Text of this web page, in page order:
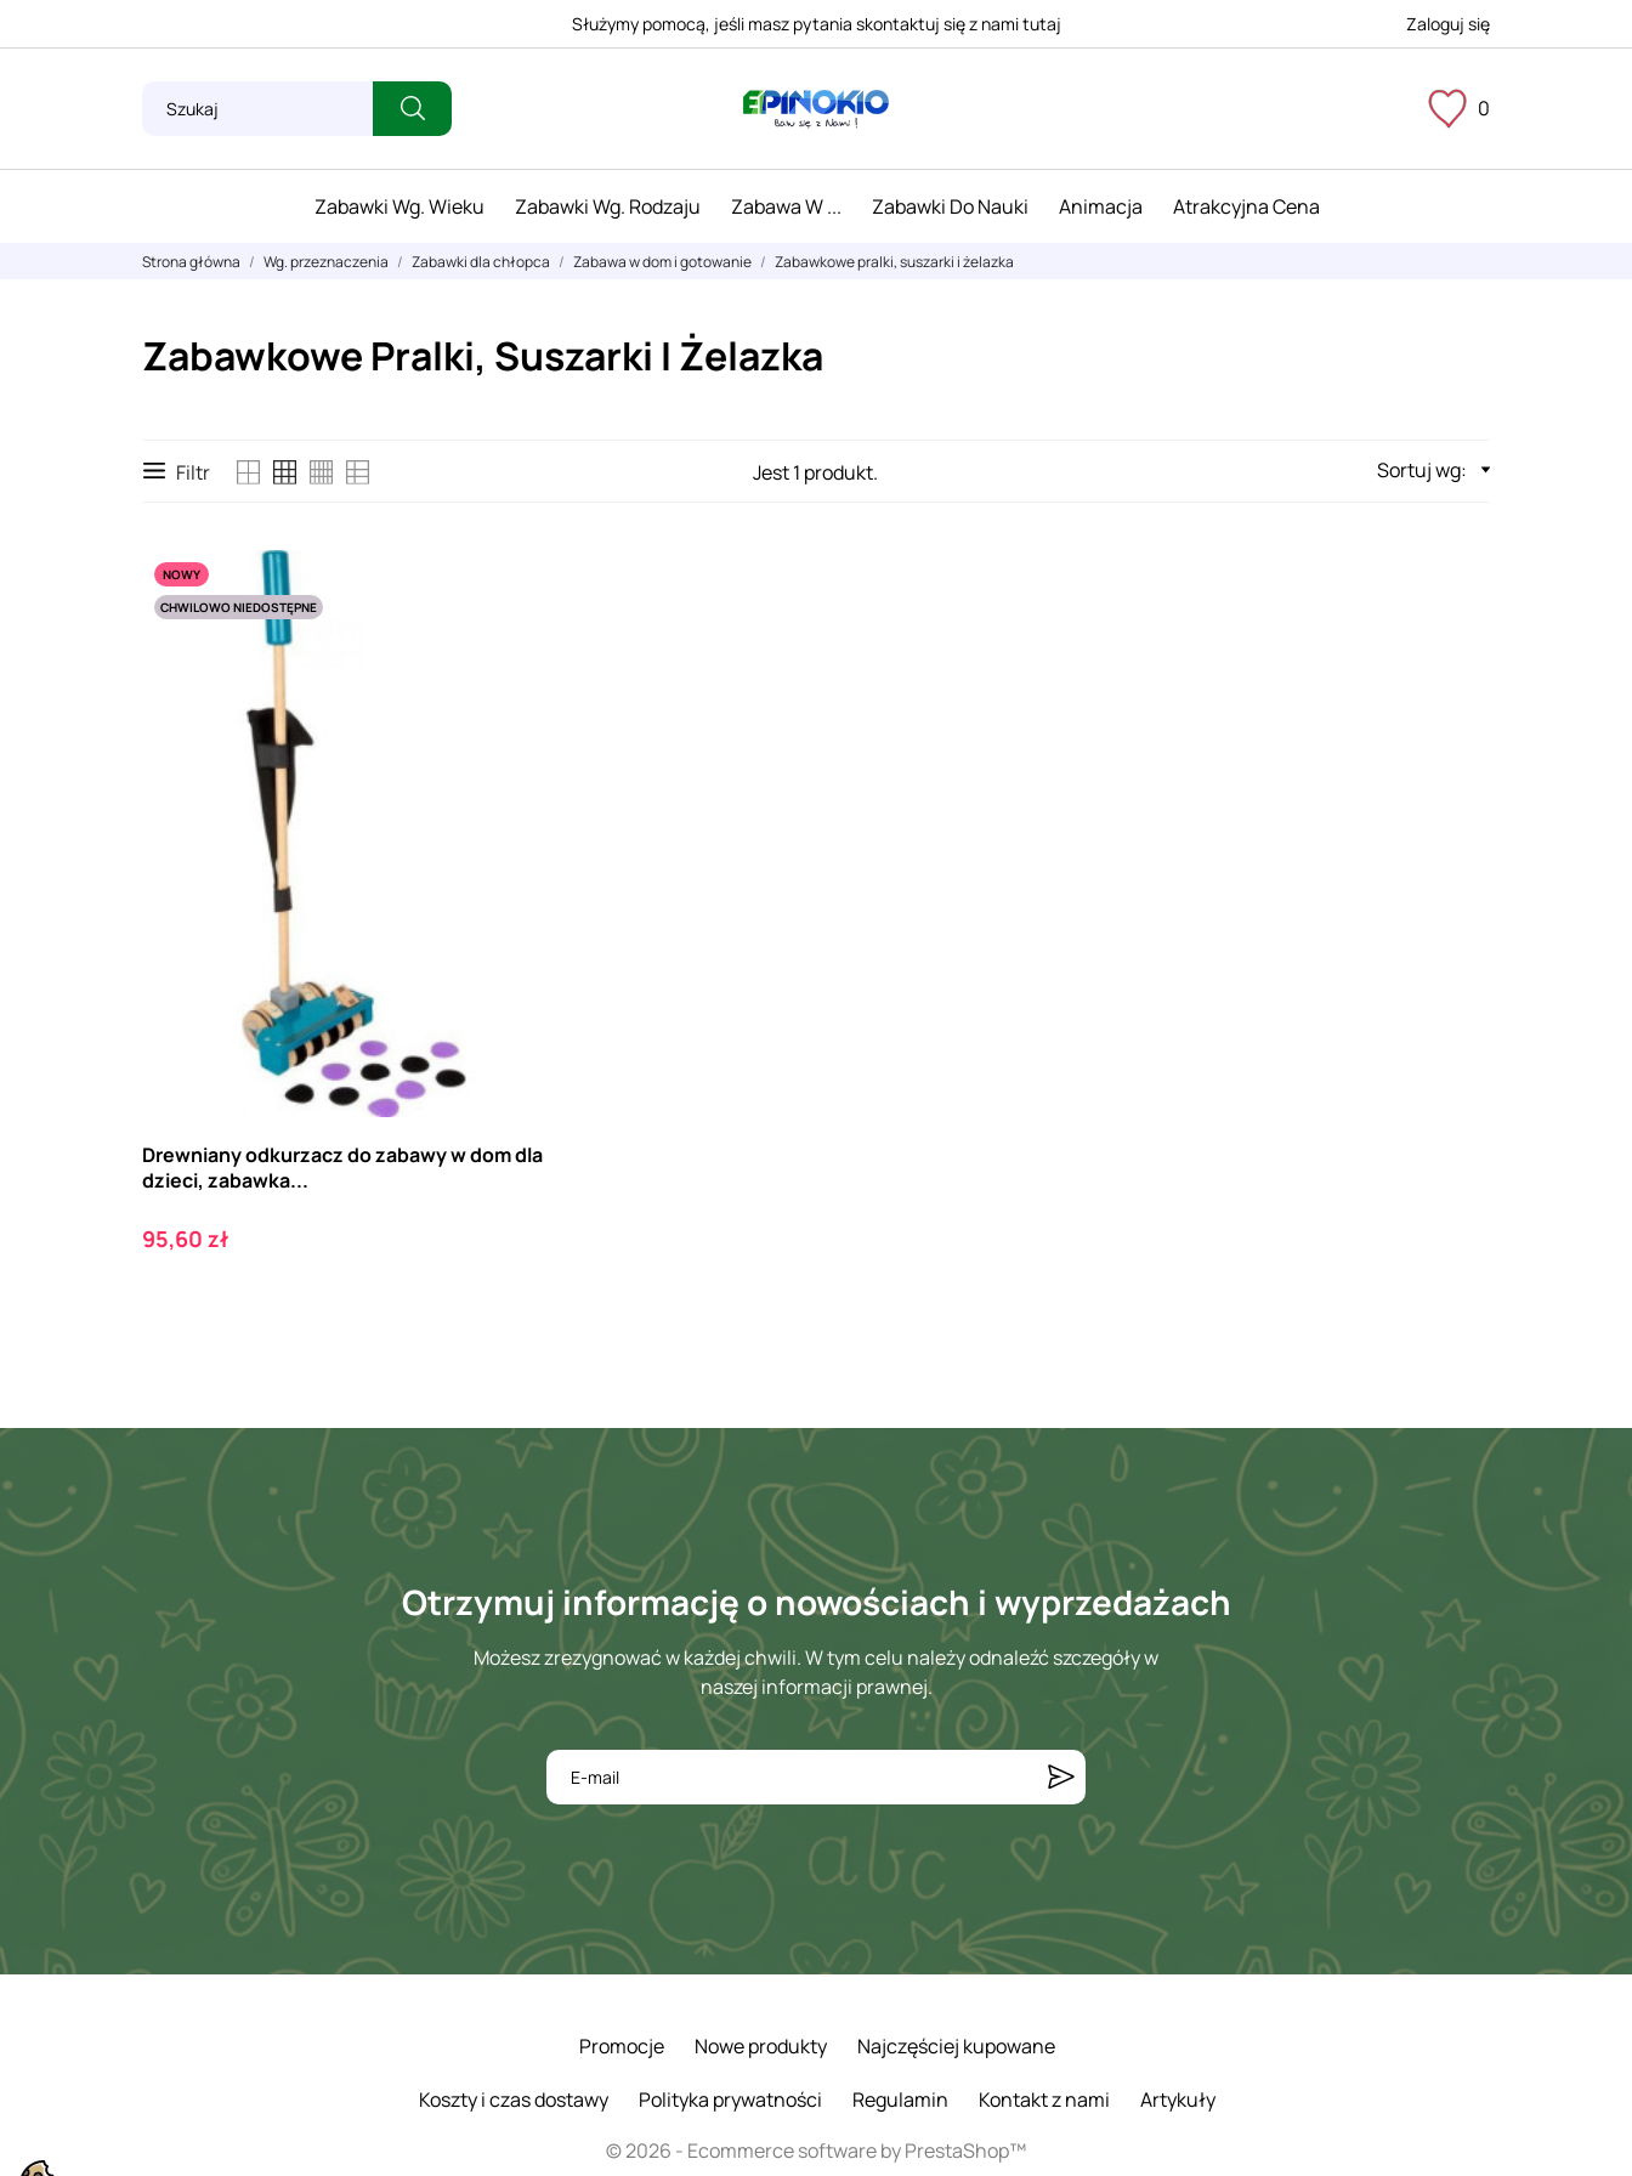
Służymy pomocą, jeśli masz pytania skontaktuj się z nami tutaj Zaloguj się
0
Zabawki Wg. Wieku Zabawki Wg. Rodzaju Zabawa W ... Zabawki Do Nauki Animacja Atrakcyjna Cena
Strona główna Wg. przeznaczenia Zabawki dla chłopca Zabawa w dom i gotowanie Zabawkowe pralki, suszarki i żelazka
Zabawkowe Pralki, Suszarki I Żelazka
Filtr Jest 1 produkt. Sortuj wg:
NOWY
CHWILOWO NIEDOSTĘPNE
Drewniany odkurzacz do zabawy w dom dla
dzieci, zabawka...
Cena
95,60 zł
Otrzymuj informację o nowościach i wyprzedażach
Możesz zrezygnować w każdej chwili. W tym celu należy odnaleźć szczegóły w
naszej informacji prawnej.
Promocje Nowe produkty
Najczęściej kupowane
Koszty i czas dostawy
Polityka prywatności Regulamin Kontakt z nami
Artykuły
© 2026 - Ecommerce software by PrestaShop™